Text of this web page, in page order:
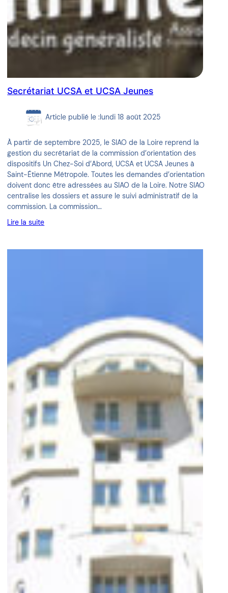
Secrétariat UCSA et UCSA Jeunes
Article publié le :lundi 18 août 2025
À partir de septembre 2025, le SIAO de la Loire reprend la
gestion du secrétariat de la commission d’orientation des
dispositifs Un Chez-Soi d’Abord, UCSA et UCSA Jeunes à
Saint-Étienne Métropole. Toutes les demandes d’orientation
doivent donc être adressées au SIAO de la Loire. Notre SIAO
centralise les dossiers et assure le suivi administratif de la
commission. La commission…
Lire la suite